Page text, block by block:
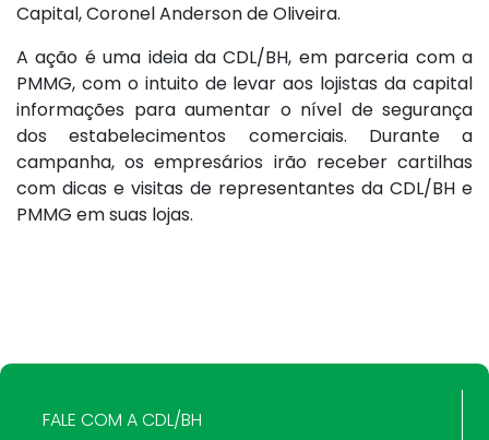
Capital, Coronel Anderson de Oliveira.
A ação é uma ideia da CDL/BH, em parceria com a
PMMG, com o intuito de levar aos lojistas da capital
informações para aumentar o nível de segurança
dos estabelecimentos comerciais. Durante a
campanha, os empresários irão receber cartilhas
com dicas e visitas de representantes da CDL/BH e
PMMG em suas lojas.
FALE COM A CDL/BH